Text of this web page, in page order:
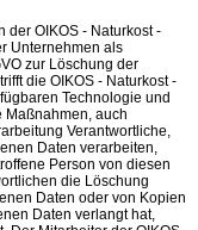
OIKOS - Naturkost -
Unternehmen als
zur Löschung der
die OIKOS - Naturkost -
Technologie und
Maßnahmen, auch
Verantwortliche,
Daten verarbeiten,
Person von diesen
die Löschung
Daten oder von Kopien
Daten verlangt hat,